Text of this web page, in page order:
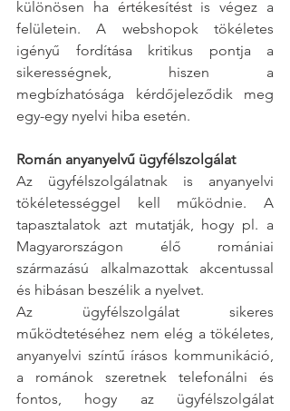
különösen ha értékesítést is végez a
felületein. A webshopok tökéletes
igényű fordítása kritikus pontja a
sikerességnek, hiszen a
megbízhatósága kérdőjeleződik meg
egy-egy nyelvi hiba esetén.
Román anyanyelvű ügyfélszolgálat
Az ügyfélszolgálatnak is anyanyelvi
tökéletességgel kell működnie. A
tapasztalatok azt mutatják, hogy pl. a
Magyarországon élő romániai
származású alkalmazottak akcentussal
és hibásan beszélik a nyelvet.
Az ügyfélszolgálat sikeres
működtetéséhez nem elég a tökéletes,
anyanyelvi színtű írásos kommunikáció,
a románok szeretnek telefonálni és
fontos, hogy az ügyfélszolgálat